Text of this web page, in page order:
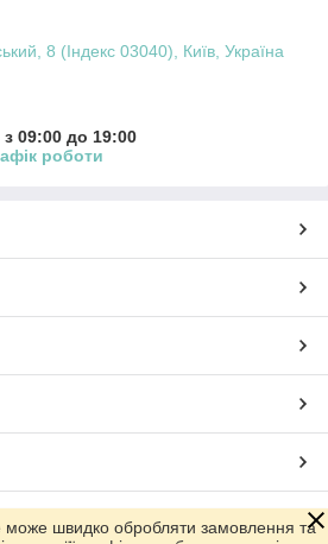
8 (Індекс 03040), Київ, Україна
09:00 до 19:00
роботи
Prom.ua
може швидко обробляти замовлення та